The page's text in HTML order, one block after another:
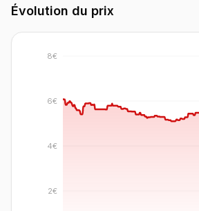
Évolution du prix
2€
4€
6€
8€